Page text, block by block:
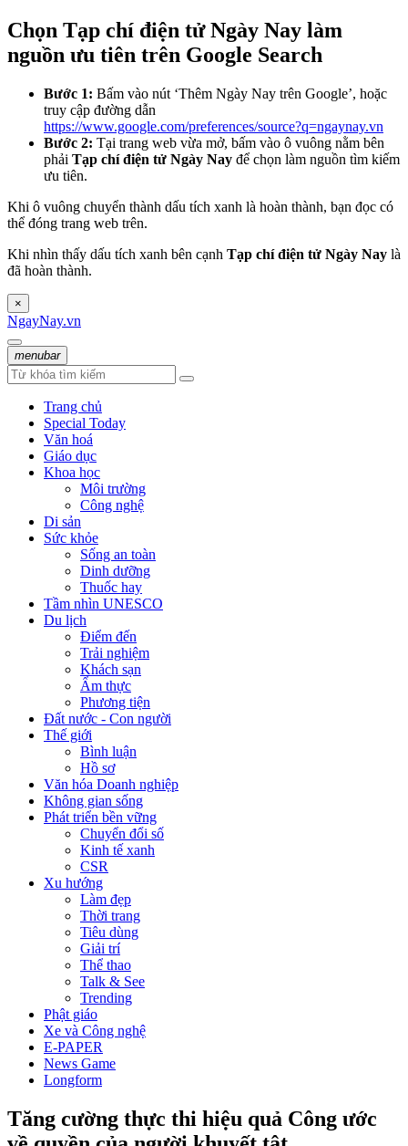
Chọn Tạp chí điện tử Ngày Nay làm
nguồn ưu tiên trên Google Search
Bước 1: Bấm vào nút ‘Thêm Ngày Nay trên Google’, hoặc
truy cập đường dẫn
https://www.google.com/preferences/source?q=ngaynay.vn
Bước 2: Tại trang web vừa mở, bấm vào ô vuông nằm bên
phải Tạp chí điện tử Ngày Nay để chọn làm nguồn tìm kiếm
ưu tiên.
Khi ô vuông chuyển thành dấu tích xanh là hoàn thành, bạn đọc có
thể đóng trang web trên.
Khi nhìn thấy dấu tích xanh bên cạnh Tạp chí điện tử Ngày Nay là
đã hoàn thành.
×
NgayNay.vn
menubar
Trang chủ
Special Today
Văn hoá
Giáo dục
Khoa học
Môi trường
Công nghệ
Di sản
Sức khỏe
Sống an toàn
Dinh dưỡng
Thuốc hay
Tầm nhìn UNESCO
Du lịch
Điểm đến
Trải nghiệm
Khách sạn
Ẩm thực
Phương tiện
Đất nước - Con người
Thế giới
Bình luận
Hồ sơ
Văn hóa Doanh nghiệp
Không gian sống
Phát triển bền vững
Chuyển đổi số
Kinh tế xanh
CSR
Xu hướng
Làm đẹp
Thời trang
Tiêu dùng
Giải trí
Thể thao
Talk & See
Trending
Phật giáo
Xe và Công nghệ
E-PAPER
News Game
Longform
Tăng cường thực thi hiệu quả Công ước